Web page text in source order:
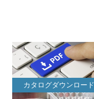
カタログダウンロード